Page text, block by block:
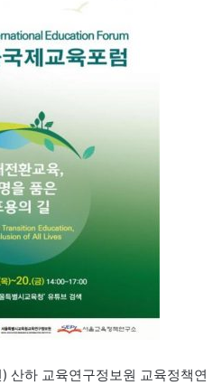
산하 교육연구정보원 교육정책연